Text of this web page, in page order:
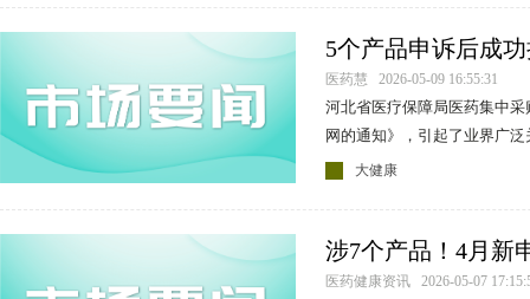
5个产品申诉后成
医药慧 2026-05-09 16:55:31
河北省医疗保障局医药集中
网的通知》，引起了业界广泛
大健康
涉7个产品！4月新
布
医药健康资讯 2026-05-07